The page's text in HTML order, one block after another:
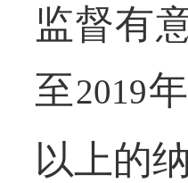
监督有
至2019年
以上的